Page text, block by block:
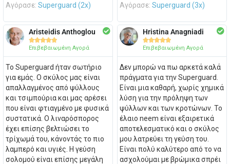
Αγόρασε: Superguard (2x)
Aristeidis Anthoglou

Επιβεβαιωμένη Αγορά
Το Superguard ήταν σωτήριο
για εμάς. Ο σκύλος μας είναι
απαλλαγμένος από ψύλλους
και τσιμπούρια και μας αρέσει
που είναι φτιαγμένο με φυσικά
συστατικά. Ο λιναρόσπορος
έχει επίσης βελτιώσει το
τρίχωμά του, κάνοντάς το πιο
λαμπερό και υγιές. Η γεύση
σολομού είναι επίσης μεγάλη
Αγόρασε: Superguard (3x)
Hristina Anagniadi

Επιβεβαιωμένη Αγορά
Δεν μπορώ να πω αρκετά καλά
πράγματα για την Superguard.
Είναι μια καθαρή, χωρίς χημικά
λύση για την πρόληψη των
ψύλλων και των κροτώνων. Το
έλαιο neem είναι εξαιρετικά
αποτελεσματικό και ο σκύλος
μου λατρεύει τη γεύση του.
Είναι πολύ καλύτερο από το να
ασχολούμαι με βρώμικα σπρέι